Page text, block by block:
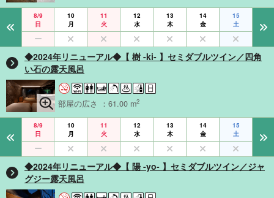
8/9
日
10
月
11
火
12
水
13
木
14
金
15
土
◆2024年リニューアル◆【 樹 -ki- 】セミダブルツイン／四角
い石の露天風呂
部屋の広さ ：61.00 m2
8/9
日
10
月
11
火
12
水
13
木
14
金
15
土
◆2024年リニューアル◆【 陽 -yo- 】セミダブルツイン／ジャ
グジー露天風呂